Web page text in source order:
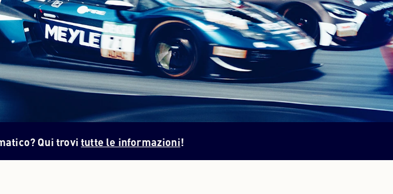
Qui trovitutte le informazioni!